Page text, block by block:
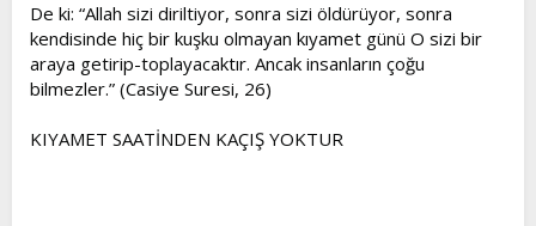
De ki: “Allah sizi diriltiyor, sonra sizi öldürüyor, sonra
kendisinde hiç bir kuşku olmayan kıyamet günü O sizi bir
araya getirip-toplayacaktır. Ancak insanların çoğu
bilmezler.” (Casiye Suresi, 26)
KIYAMET SAATİNDEN KAÇIŞ YOKTUR